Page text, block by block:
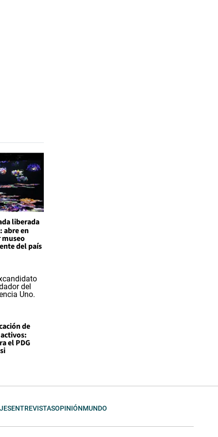
liberada
abre en
del país
de
el PDG
ENTREVISTASOPINIÓNMUNDO